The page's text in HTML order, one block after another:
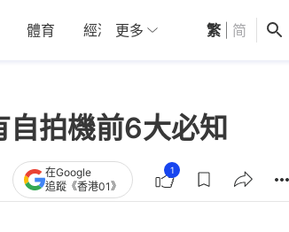
體育 經濟 01深圳 觀點 健康
更多 繁 简
拍機前6大必知
在Google
追蹤《香港01》
1